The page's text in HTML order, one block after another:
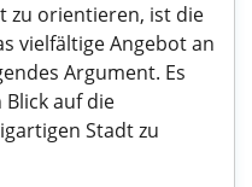
zu orientieren, ist die
vielfältige Angebot an
Argument. Es
auf die
Stadt zu